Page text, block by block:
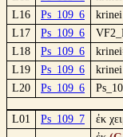
L16
Ps_109_6 krinei
L17
Ps_109_6
L18
Ps_109_6
L19
Ps_109_6 krinei
L20
Ps_109_6
L01 Ps_109_7 ἐκ